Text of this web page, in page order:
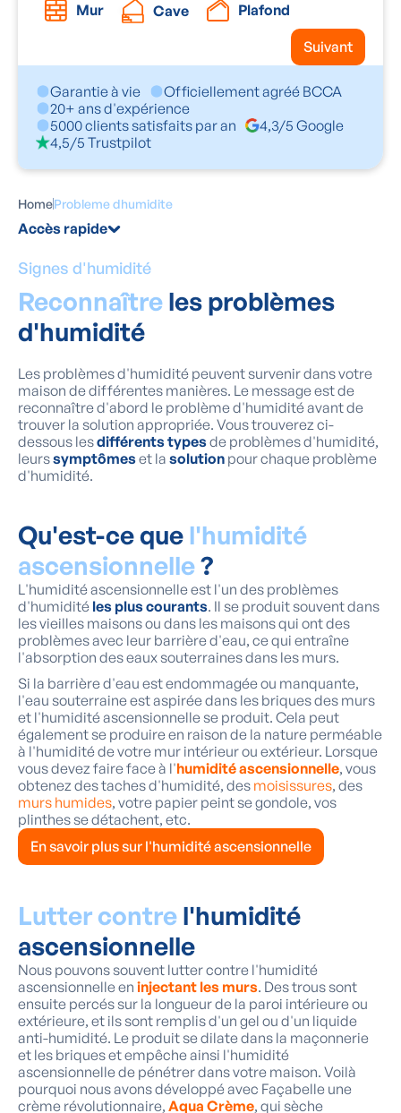
Mur Cave Plafond
Suivant
Garantie à vie
Officiellement agréé BCCA
20+ ans d'expérience
5000 clients satisfaits par an
4,3/5 Google
4,5/5 Trustpilot
HomeProbleme dhumidite
Accès rapide
Signes d'humidité
Reconnaître les problèmes
d'humidité
Les problèmes d'humidité peuvent survenir dans votre
maison de différentes manières. Le message est de
reconnaître d'abord le problème d'humidité avant de
trouver la solution appropriée. Vous trouverez ci-
dessous lesdifférents typesde problèmes d'humidité,
leurssymptômeset la solution pour chaque problème
d'humidité.
Qu'est-ce que l'humidité
ascensionnelle?
L'humidité ascensionnelle est l'un des problèmes
d'humidité les plus courants. Il se produit souvent dans
les vieilles maisons ou dans les maisons qui ont des
problèmes avec leur barrière d'eau, ce qui entraîne
l'absorption des eaux souterraines dans les murs.
Si la barrière d'eau est endommagée ou manquante,
l'eau souterraine est aspirée dans les briques des murs
et l'humidité ascensionnelle se produit. Cela peut
également se produire en raison de la nature perméable
à l'humidité de votre mur intérieur ou extérieur. Lorsque
vous devez faire face à l'humidité ascensionnelle, vous
obtenez des taches d'humidité, des moisissures, des
murs humides, votre papier peint se gondole, vos
plinthes se détachent, etc.
En savoir plus sur l'humidité ascensionnelle
Lutter contre l'humidité
ascensionnelle
Nous pouvons souvent lutter contre l'humidité
ascensionnelle en injectant les murs. Des trous sont
ensuite percés sur la longueur de la paroi intérieure ou
extérieure, et ils sont remplis d'un gel ou d'un liquide
anti-humidité. Le produit se dilate dans la maçonnerie
et les briques et empêche ainsi l'humidité
ascensionnelle de pénétrer dans votre maison. Voilà
pourquoi nous avons développé avec Façabelle une
crème révolutionnaire, Aqua Crème, qui sèche